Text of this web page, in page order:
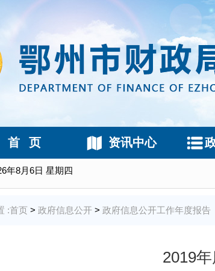
年8月6日 星期四
首 页 资讯中心
:首页 > 政府信息公开 > 政府信息公开工作年度报告
2019